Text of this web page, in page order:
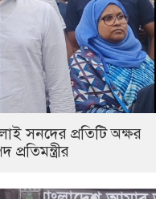
সনদের প্রতিটি অক্ষর